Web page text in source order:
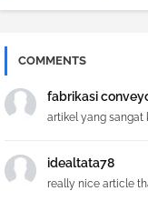
COMMENTS
fabrikasi
artikel yang sangat
idealtata78
really nice article